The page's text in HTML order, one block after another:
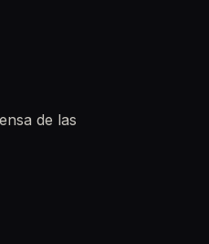
de las